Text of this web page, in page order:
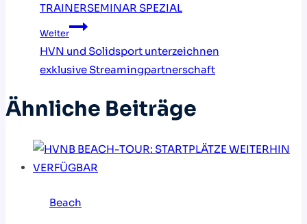
TRAINERSEMINAR SPEZIAL
Weiter
HVN und Solidsport unterzeichnen
exklusive Streamingpartnerschaft
Ähnliche Beiträge
Beach